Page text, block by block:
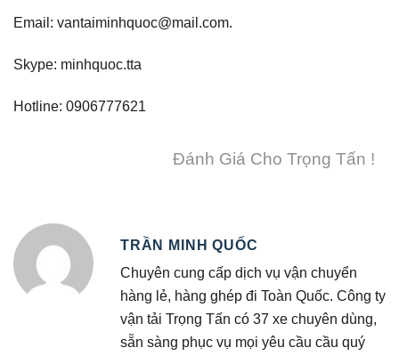
Email: vantaiminhquoc@mail.com.
Skype: minhquoc.tta
Hotline: 0906777621
Đánh Giá Cho Trọng Tấn !
TRẦN MINH QUỐC
Chuyên cung cấp dịch vụ vận chuyển
hàng lẻ, hàng ghép đi Toàn Quốc. Công ty
vận tải Trọng Tấn có 37 xe chuyên dùng,
sẵn sàng phục vụ mọi yêu cầu cầu quý